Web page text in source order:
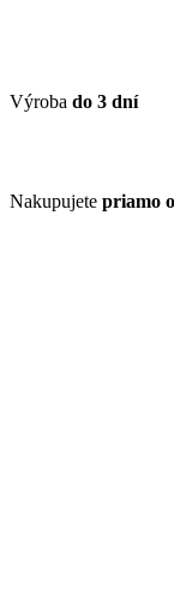
Výroba do 3 dní
Nakupujete priamo